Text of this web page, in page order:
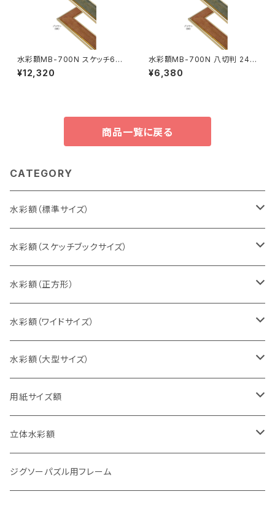
水彩額MB-700N スケッチ6F
458×550ミリ
¥12,320
水彩額MB-700N 八切判 241
×302ミリ
¥6,380
商品一覧に戻る
CATEGORY
水彩額（標準サイズ）
インチ判（203×254ミリ）
八切判（242×303ミリ）
太子判（288×379ミリ）
四切判（348×424ミリ）
大衣判（394×509ミリ）
半切判（424×545ミリ）
三三判（455×606ミリ）
水彩額（スケッチブックサイズ）
スケッチ4Ｆ（352×443ミリ）
スケッチ6Ｆ（458×550ミリ）
スケッチ8Ｆ（520×595ミリ）
スケッチ10Ｆ（595×670ミリ）
水彩額（正方形）
10cm正方形（100×100ミリ）
15cm正方形（150×150ミリ）
20cm正方形（200×200ミリ）
25cm正方形（250×250ミリ）
30cm正方形（300×300ミリ）
水彩額（ワイドサイズ）
15×30cm
20×40cm
25×50cm
30×60cm
水彩額（大型サイズ）
大判（660×850ミリ）
MO判（693×893ミリ）
特全判（780×1050ミリ）
用紙サイズ額
B5判（182×257ミリ）
A4判（210×297ミリ）
立体水彩額
インチ判（203×254ミリ）
ジグソーパズル用フレーム